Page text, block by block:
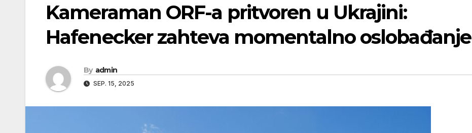
Kameraman ORF-a pritvoren u Ukrajini:
Hafenecker zahteva momentalno oslobađanje
By admin
SEP. 15, 2025